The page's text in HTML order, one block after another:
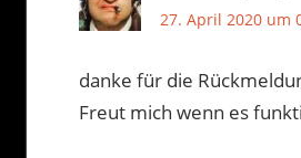
27. April 2020 um
danke für die
Freut mich wenn es